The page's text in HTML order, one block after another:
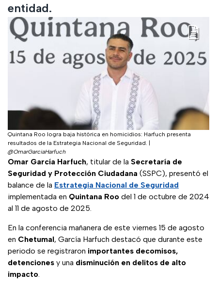
entidad.
Quintana Roo logra baja histórica en homicidios: Harfuch presenta
resultados de la Estrategia Nacional de Seguridad.
@OmarGarciaHarfuch
Omar García Harfuch, titular de la Secretaría de
Seguridad y Protección Ciudadana (SSPC), presentó el
balance de la Estrategia Nacional de Seguridad
implementada en Quintana Roo del 1 de octubre de 2024
al 11 de agosto de 2025.
En la conferencia mañanera de este viernes 15 de agosto
en Chetumal, García Harfuch destacó que durante este
periodo se registraron importantes decomisos,
detenciones y una disminución en delitos de alto
impacto.